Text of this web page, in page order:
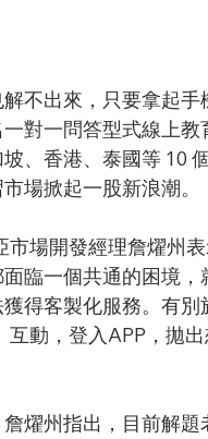
不出來，只要拿起
對一問答型式線上
、香港、泰國等 10
場掀起一股新浪潮。
場開發經理詹燿州
臨一個共通的困境
得客製化服務。有
動，登入APP，拋
燿州指出，目前解